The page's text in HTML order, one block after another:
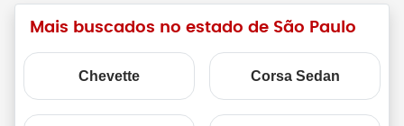
Mais buscados no estado de São Paulo
Chevette Corsa Sedan